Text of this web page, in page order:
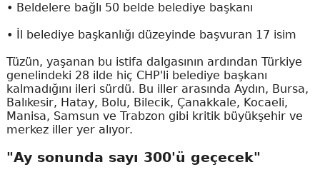
• Beldelere bağlı 50 belde belediye başkanı
• İl belediye başkanlığı düzeyinde başvuran 17 isim
Tüzün, yaşanan bu istifa dalgasının ardından Türkiye
genelindeki 28 ilde hiç CHP'li belediye başkanı
kalmadığını ileri sürdü. Bu iller arasında Aydın, Bursa,
Balıkesir, Hatay, Bolu, Bilecik, Çanakkale, Kocaeli,
Manisa, Samsun ve Trabzon gibi kritik büyükşehir ve
merkez iller yer alıyor.
"Ay sonunda sayı 300'ü geçecek"